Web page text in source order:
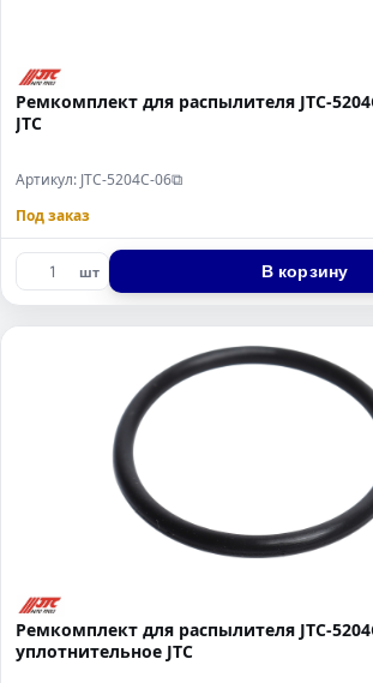
Ремкомплект для распылителя JTC-
JTC
Артикул: JTC-5204C-06⧉
Под заказ
шт В корзину
Ремкомплект для распылителя JTC-
уплотнительное JTC